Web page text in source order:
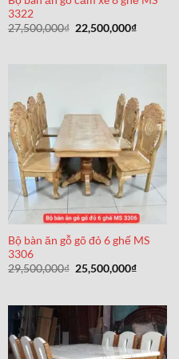
3322
27,500,000₫ Giá
gốc
22,500,000₫Giá
Bộ bàn ăn gỗ gõ đỏ 6 ghế MS
3306
29,500,000₫ Giá
gốc
25,500,000₫Giá